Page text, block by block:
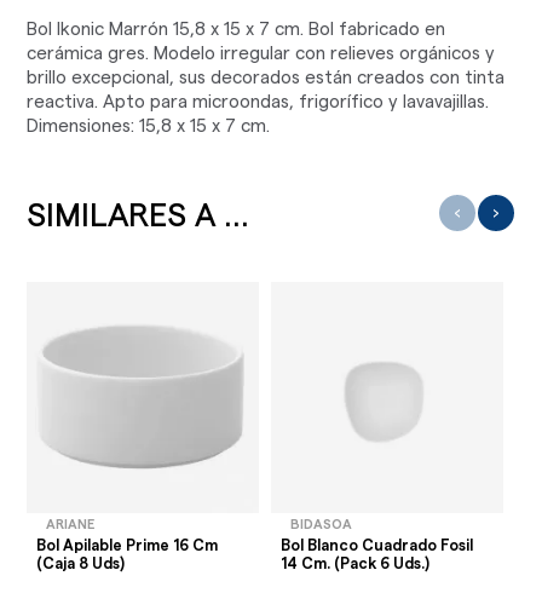
Bol Ikonic Marrón 15,8 x 15 x 7 cm. Bol fabricado en
cerámica gres. Modelo irregular con relieves orgánicos y
brillo excepcional, sus decorados están creados con tinta
reactiva. Apto para microondas, frigorífico y lavavajillas.
Dimensiones: 15,8 x 15 x 7 cm.
SIMILARES A ...
ARIANE
Bol Apilable Prime 16 Cm
(Caja 8 Uds)
BIDASOA
Bol Blanco Cuadrado Fosil
14 Cm. (Pack 6 Uds.)
‹ ›